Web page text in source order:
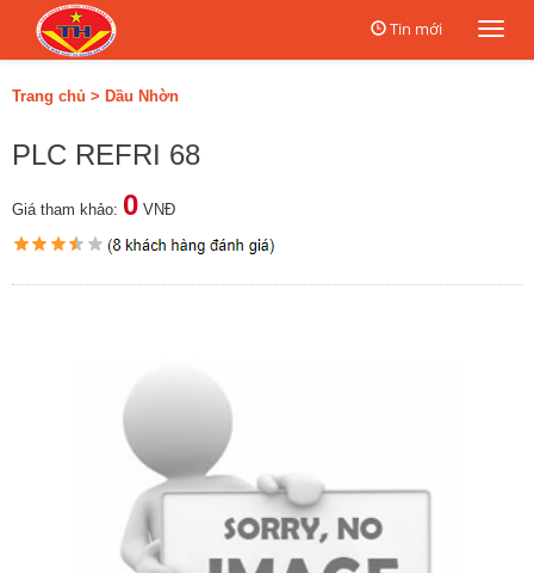
Tin mới
Trang chủ > Dầu Nhờn
PLC REFRI 68
Giá tham khảo: 0 VNĐ